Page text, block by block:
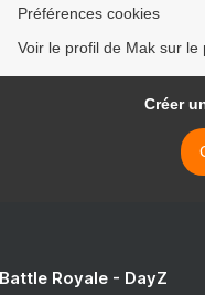
Préférences cookies
Voir le profil de Mak sur le
Créer
Royale - DayZ